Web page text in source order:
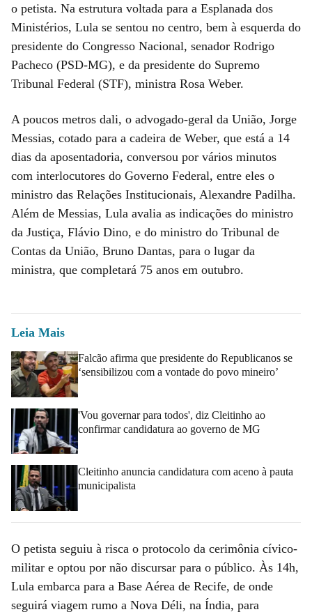
o petista. Na estrutura voltada para a Esplanada dos
Ministérios, Lula se sentou no centro, bem à esquerda do
presidente do Congresso Nacional, senador Rodrigo
Pacheco (PSD-MG), e da presidente do Supremo
Tribunal Federal (STF), ministra Rosa Weber.
A poucos metros dali, o advogado-geral da União, Jorge
Messias, cotado para a cadeira de Weber, que está a 14
dias da aposentadoria, conversou por vários minutos
com interlocutores do Governo Federal, entre eles o
ministro das Relações Institucionais, Alexandre Padilha.
Além de Messias, Lula avalia as indicações do ministro
da Justiça, Flávio Dino, e do ministro do Tribunal de
Contas da União, Bruno Dantas, para o lugar da
ministra, que completará 75 anos em outubro.
Leia Mais
Falcão afirma que presidente do Republicanos se
‘sensibilizou com a vontade do povo mineiro’
'Vou governar para todos', diz Cleitinho ao
confirmar candidatura ao governo de MG
Cleitinho anuncia candidatura com aceno à pauta
municipalista
O petista seguiu à risca o protocolo da cerimônia cívico-
militar e optou por não discursar para o público. Às 14h,
Lula embarca para a Base Aérea de Recife, de onde
seguirá viagem rumo a Nova Déli, na Índia, para